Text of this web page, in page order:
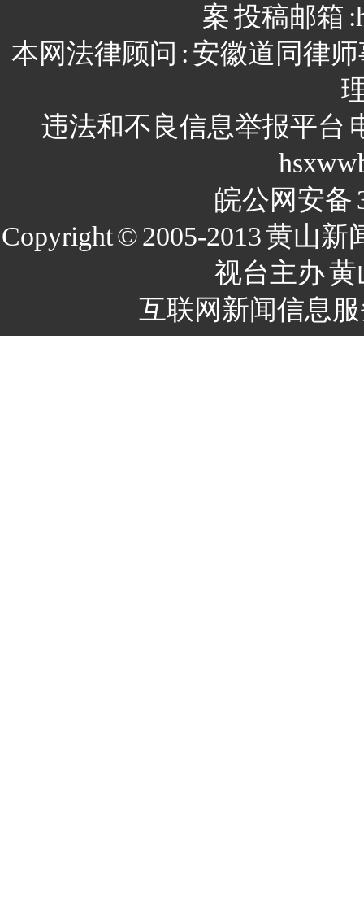
案投稿邮箱
本网法律顾问 : 安徽道同律
违法和不良信息举报平台
皖公网安备
Copyright©2005-2013黄山新
视台主办黄
互联网新闻信息